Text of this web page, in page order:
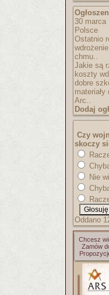
30 marca
Polsce
Ostatnio
chmu..
Jakie są
koszty
dobre
Arc..
Dodaj
Czy
skoczy
Nie
Oddano
Chcesz
Zamów